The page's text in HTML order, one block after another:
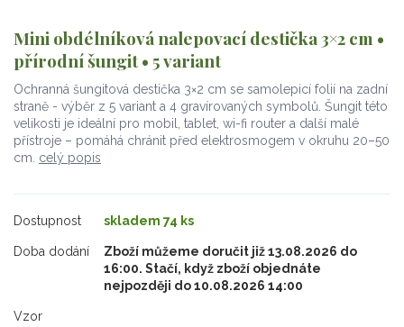
Mini obdélníková nalepovací destička 3×2 cm •
přírodní šungit • 5 variant
Ochranná šungitová destička 3×2 cm se samolepicí folií na zadní
straně - výběr z 5 variant a 4 gravírovaných symbolů. Šungit této
velikosti je ideální pro mobil, tablet, wi-fi router a další malé
přístroje – pomáhá chránit před elektrosmogem v okruhu 20–50
cm. celý popis
Dostupnost skladem 74 ks
Doba dodání
Zboží můžeme doručit již 13.08.2026 do
16:00. Stačí, když zboží objednáte
nejpozději do 10.08.2026 14:00
Vzor